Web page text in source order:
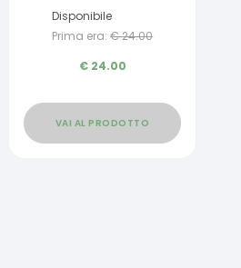
Disponibile
Prima era: €24.00
€ 24.00
VAI AL PRODOTTO